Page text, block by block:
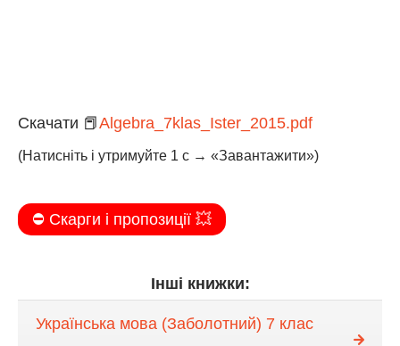
Скачати 📕Algebra_7klas_Ister_2015.pdf
(Натисніть і утримуйте 1 с → «Завантажити»)
⛔️ Скарги і пропозиції 💥
Інші книжки:
Українська мова (Заболотний) 7 клас